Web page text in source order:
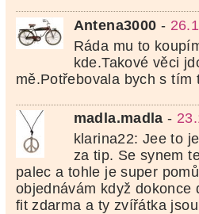
Antena3000 -
Ráda mu to
kde.Takové věci
mě.Potřebovala bych s tím
madla.madla -
klarina22: Jee to
za tip. Se synem
palec a tohle je super
objednávám když dokonce
fit zdarma a ty zvířátka